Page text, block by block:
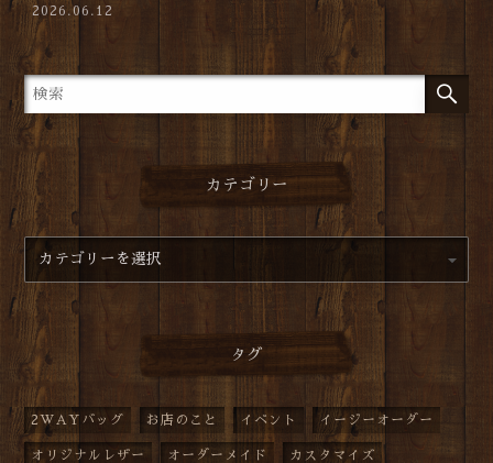
2026.06.12
カテゴリー
タグ
2WAYバッグ お店のこと イベント イージーオーダー
オリジナルレザー オーダーメイド カスタマイズ